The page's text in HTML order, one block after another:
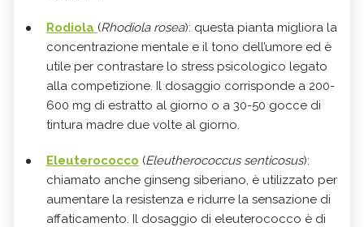
Rodiola (Rhodiola rosea): questa pianta migliora la
concentrazione mentale e il tono dell’umore ed è
utile per contrastare lo stress psicologico legato
alla competizione. Il dosaggio corrisponde a 200-
600 mg di estratto al giorno o a 30-50 gocce di
tintura madre due volte al giorno.
Eleuterococco (Eleutherococcus senticosus):
chiamato anche ginseng siberiano, è utilizzato per
aumentare la resistenza e ridurre la sensazione di
affaticamento. Il dosaggio di eleuterococco è di